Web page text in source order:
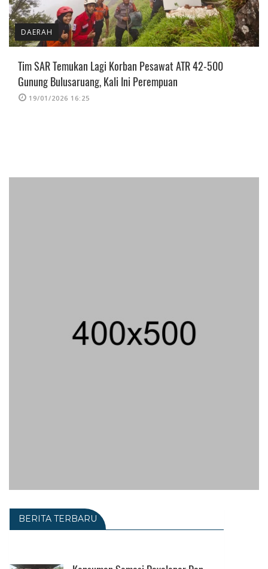
DAERAH
Tim SAR Temukan Lagi Korban Pesawat ATR 42-500
Gunung Bulusaruang, Kali Ini Perempuan
19/01/2026 16:25
BERITA TERBARU